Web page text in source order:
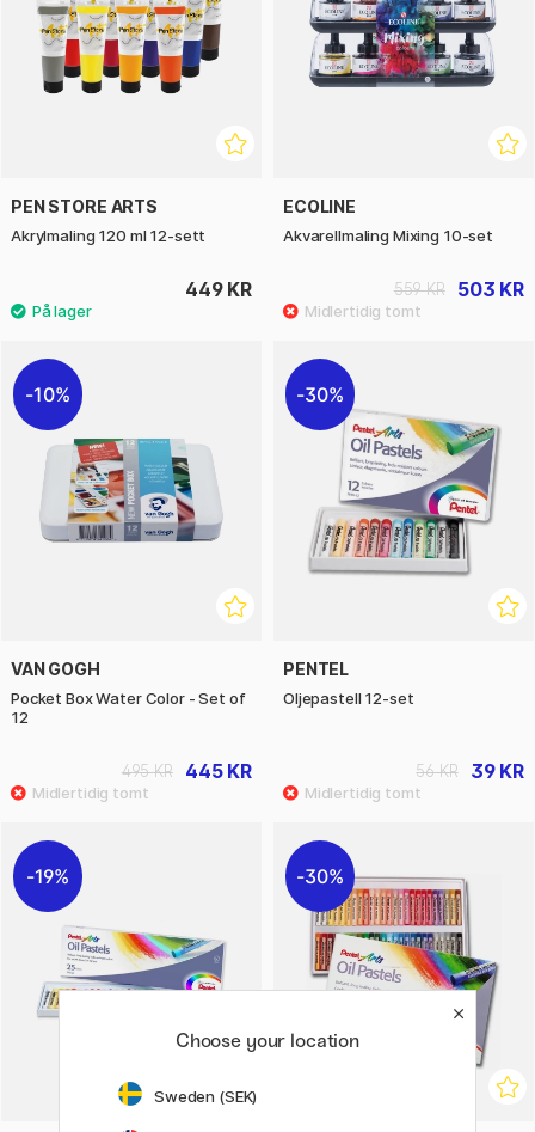
PEN STORE ARTS
Akrylmaling 120 ml 12-sett
449 KR
ECOLINE
Akvarellmaling Mixing 10-set
503 KR
559 KR
10%
VAN GOGH
Pocket Box Water Color - Set of
12
445 KR
495 KR
30%
PENTEL
Oljepastell 12-set
39 KR
56 KR
19% 30%
Choose your location
Sweden (SEK)